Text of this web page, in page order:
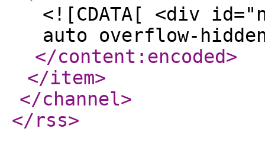
<![CDATA[ <div
auto overflow-
</content:encoded>
</item>
</channel>
</rss>